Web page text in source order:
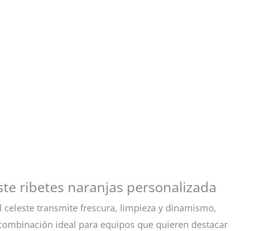
ribetes naranjas personalizada
transmite frescura, limpieza y dinamismo,
ideal para equipos que quieren destacar